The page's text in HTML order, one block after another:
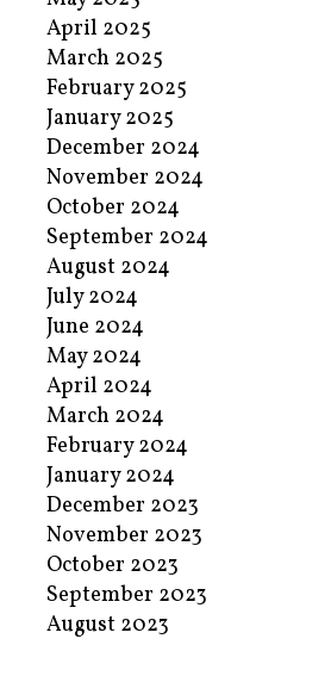
April 2025
March 2025
February 2025
January 2025
December 2024
November 2024
October 2024
September 2024
August 2024
July 2024
June 2024
May 2024
April 2024
March 2024
February 2024
January 2024
December 2023
November 2023
October 2023
September 2023
August 2023